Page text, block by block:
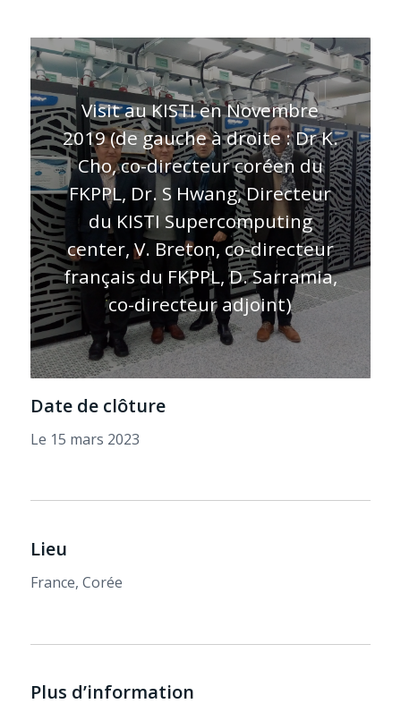
Visit au KISTI en Novembre
2019 (de gauche à droite : Dr K.
Cho, co-directeur coréen du
FKPPL, Dr. S Hwang, Directeur
du KISTI Supercomputing
center, V. Breton, co-directeur
français du FKPPL, D. Sarramia,
co-directeur adjoint)
Date de clôture
Le 15 mars 2023
Lieu
France, Corée
Plus d’information